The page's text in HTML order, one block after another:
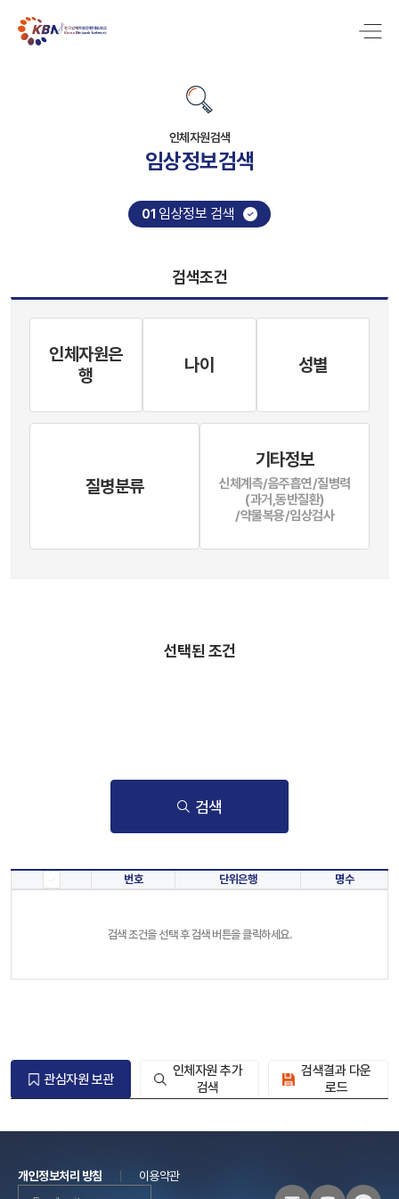
인체자원검색
임상정보검색
01 임상정보 검색
검색조건
인체자원은
행
나이 성별
질병분류
기타정보
신체계측/음주흡연/질병력
(과거,동반질환)
/약물복용/임상검사
선택된 조건
검색
번호 단위은행 명수
검색 조건을 선택 후 검색 버튼을 클릭하세요.
관심자원 보관
인체자원 추가
검색
검색결과 다운
로드
개인정보처리 방침
이용약관